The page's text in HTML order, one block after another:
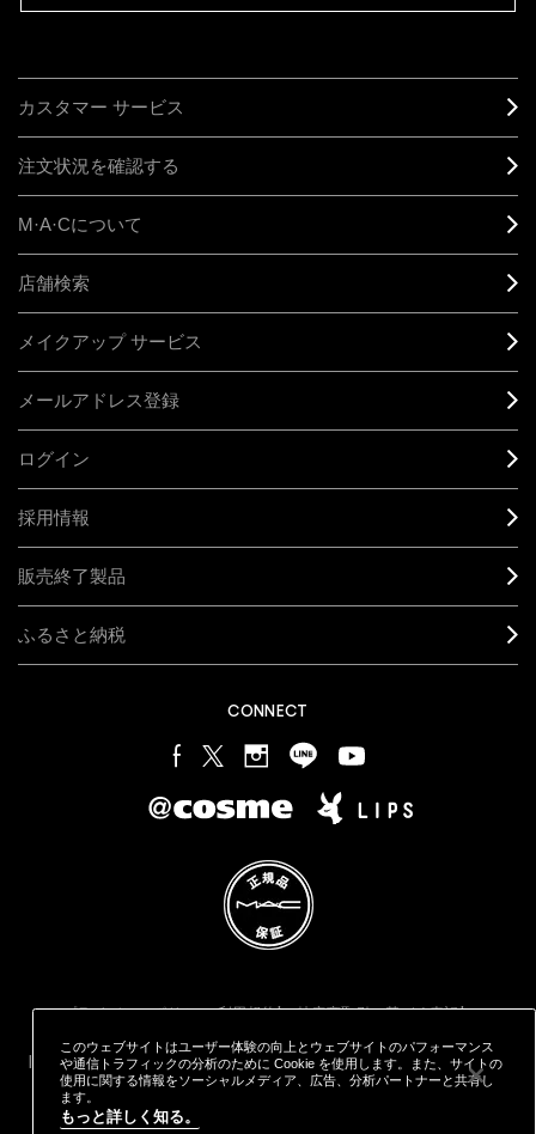
メールマガジン登録
カスタマー サービス
注文状況を確認する
M·A·Cについて
店舗検索
メイクアップ サービス
メールアドレス登録
ログイン
採用情報
販売終了製品
ふるさと納税
CONNECT
プライバシー ポリシー 利用規約
特定商取引に基づく表記
カウンタープライバシーポリシー
STYLE="COLOR: #9EAFFF;CURSOR: POINTER;">クッキーを管理
する
© MAKE-UP ART COSMETICS. ALL WORLDWIDE RIGHTS
このウェブサイトはユーザー体験の向上とウェブサイトのパフォーマンス
や通信トラフィックの分析のために Cookie を使用します。また、サイトの
使用に関する情報をソーシャルメディア、広告、分析パートナーと共有し
ます。
もっと詳しく知る。